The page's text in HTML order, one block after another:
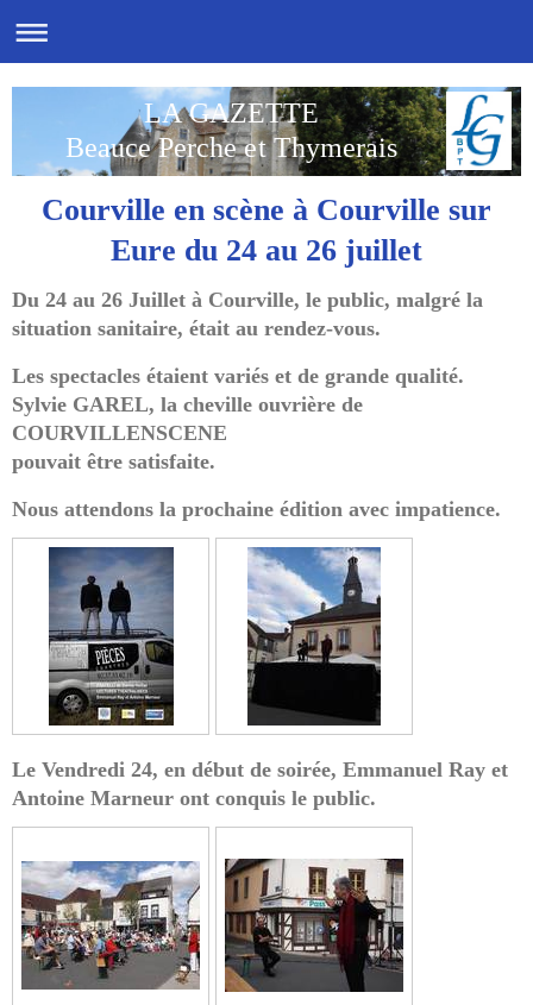
LA GAZETTE
Beauce Perche et Thymerais
Courville en scène à Courville sur
Eure du 24 au 26 juillet
Du 24 au 26 Juillet à Courville, le public, malgré la
situation sanitaire, était au rendez-vous.
Les spectacles étaient variés et de grande qualité.
Sylvie GAREL, la cheville ouvrière de
COURVILLENSCENE
pouvait être satisfaite.
Nous attendons la prochaine édition avec impatience.
Le Vendredi 24, en début de soirée, Emmanuel Ray et
Antoine Marneur ont conquis le public.